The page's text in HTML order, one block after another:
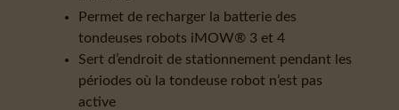
Permet de recharger la batterie des
tondeuses robots iMOW® 3 et 4
Sert d’endroit de stationnement pendant les
périodes où la tondeuse robot n’est pas
active